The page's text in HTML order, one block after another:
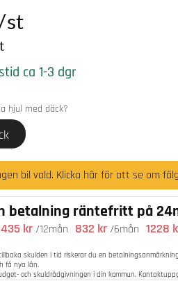
ca 1-3 dgr
hjul med däck?
bil vald. Klicka här för att se om
betalning räntefritt på
435 kr /12mån 832 kr /6mån 1228
skulden i tid riskerar du en
få nya lån.
och skuldrådgivningen i din kommun.